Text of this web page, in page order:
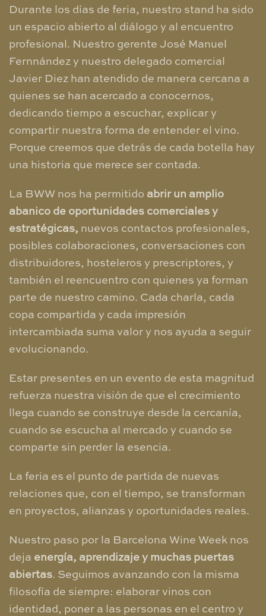
Durante los días de feria, nuestro stand ha sido
un espacio abierto al diálogo y al encuentro
profesional. Nuestro gerente José Manuel
Fernnández y nuestro delegado comercial
Javier Diez han atendido de manera cercana a
quienes se han acercado a conocernos,
dedicando tiempo a escuchar, explicar y
compartir nuestra forma de entender el vino.
Porque creemos que detrás de cada botella hay
una historia que merece ser contada.
La BWW nos ha permitido abrir un amplio
abanico de oportunidades comerciales y
estratégicas, nuevos contactos profesionales,
posibles colaboraciones, conversaciones con
distribuidores, hosteleros y prescriptores, y
también el reencuentro con quienes ya forman
parte de nuestro camino. Cada charla, cada
copa compartida y cada impresión
intercambiada suma valor y nos ayuda a seguir
evolucionando.
Estar presentes en un evento de esta magnitud
refuerza nuestra visión de que el crecimiento
llega cuando se construye desde la cercanía,
cuando se escucha al mercado y cuando se
comparte sin perder la esencia.
La feria es el punto de partida de nuevas
relaciones que, con el tiempo, se transforman
en proyectos, alianzas y oportunidades reales.
Nuestro paso por la Barcelona Wine Week nos
deja energía, aprendizaje y muchas puertas
abiertas. Seguimos avanzando con la misma
filosofía de siempre: elaborar vinos con
identidad, poner a las personas en el centro y